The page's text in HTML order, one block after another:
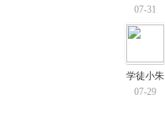
07-31
学徒小朱
07-29